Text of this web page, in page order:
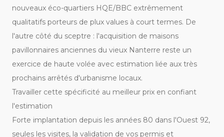
nouveaux éco-quartiers HQE/BBC extrêmement
qualitatifs porteurs de plux values à court termes. De
l'autre côté du sceptre : l'acquisition de maisons
pavillonnaires anciennes du vieux Nanterre reste un
exercice de haute volée avec estimation liée aux très
prochains arrêtés d'urbanisme locaux.
Travailler cette spécificité au meilleur prix en confiant
l'estimation
Forte implantation depuis les années 80 dans l'Ouest 92,
seules les visites, la validation de vos permis et